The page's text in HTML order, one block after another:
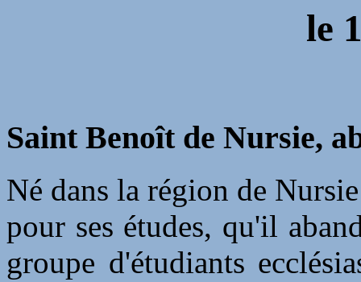
le
Saint Benoît de Nursie,
Né dans la région de
pour ses études, qu'il
groupe d'étudiants